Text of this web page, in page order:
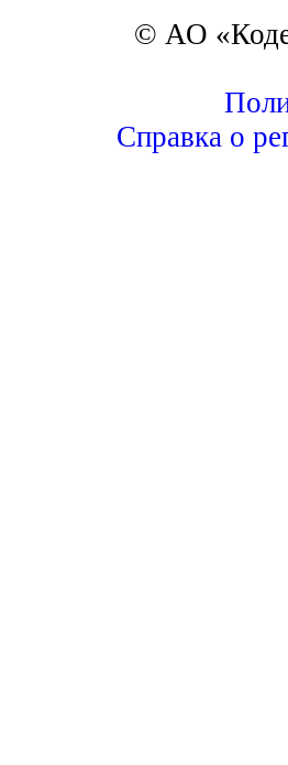
© АО
Справка о